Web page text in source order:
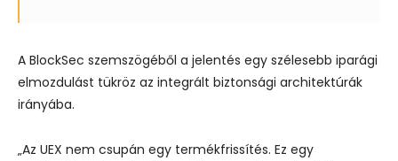
A BlockSec szemszögéből a jelentés egy szélesebb iparági
elmozdulást tükröz az integrált biztonsági architektúrák
irányába.
„Az UEX nem csupán egy termékfrissítés. Ez egy